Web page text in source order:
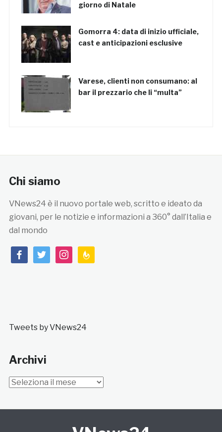
giorno di Natale
Gomorra 4: data di inizio ufficiale,
cast e anticipazioni esclusive
Varese, clienti non consumano: al
bar il prezzario che li “multa”
Chi siamo
VNews24 è il nuovo portale web, scritto e ideato da
giovani, per le notizie e informazioni a 360° dall’Italia e
dal mondo
facebooktwitterinstagramfeedburner
Tweets by VNews24
Archivi
Archivi